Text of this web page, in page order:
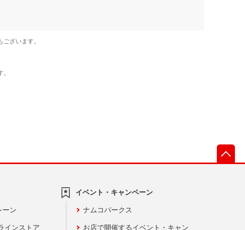
ーン
インストア
イベント・キャンペーン
ナムコパークス
お店で開催するイベント・キャン